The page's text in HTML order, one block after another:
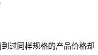
过同样规格的产品价格却